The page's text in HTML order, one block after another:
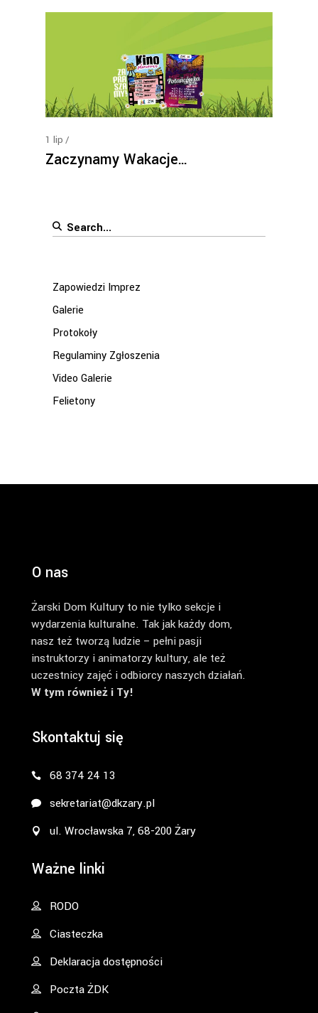
1 lip
Zaczynamy Wakacje…
Search
Zapowiedzi Imprez
Galerie
Protokoły
Regulaminy Zgłoszenia
Video Galerie
Felietony
O nas
Żarski Dom Kultury to nie tylko sekcje i
wydarzenia kulturalne. Tak jak każdy dom,
nasz też tworzą ludzie – pełni pasji
instruktorzy i animatorzy kultury, ale też
uczestnicy zajęć i odbiorcy naszych działań.
W tym również i Ty!
Skontaktuj się
68 374 24 13
sekretariat@dkzary.pl
ul. Wrocławska 7, 68-200 Żary
Ważne linki
RODO
Ciasteczka
Deklaracja dostępności
Poczta ŻDK